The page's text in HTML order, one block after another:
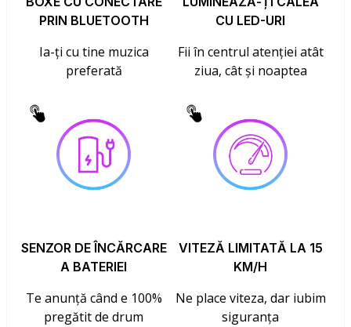
PRIN BLUETOOTH
Ia-ți cu tine muzica
preferată
CU LED-URI
Fii în centrul atenției atât
ziua, cât și noaptea
SENZOR DE ÎNCĂRCARE
A BATERIEI
Te anunță când e 100%
pregătit de drum
VITEZĂ LIMITATĂ LA 15
KM/H
Ne place viteza, dar iubim
siguranța